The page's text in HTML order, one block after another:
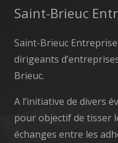
Saint-Brieuc
Saint-Brieuc
dirigeants
Brieuc.
A l’initiative de divers
pour objectif de tisser
échanges entre les